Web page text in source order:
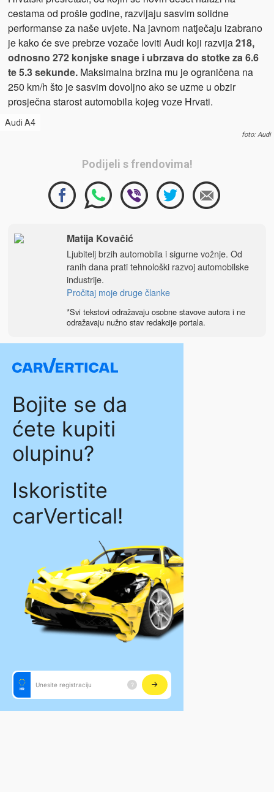
cestama od prošle godine, razvijaju sasvim solidne
performanse za naše uvjete. Na javnom natječaju izabrano
je kako će sve prebrze vozače loviti Audi koji razvija218,
odnosno 272 konjske snage i ubrzava do stotke za 6.6
te 5.3 sekunde.Maksimalna brzina mu je ograničena na
250 km/h što je sasvim dovoljno ako se uzme u obzir
prosječna starost automobila kojeg voze Hrvati.
Audi A4
foto: Audi
Podijeli s frendovima!
Matija Kovačić
Ljubitelj brzih automobila i sigurne vožnje. Od
ranih dana prati tehnološki razvoj automobilske
industrije.
Pročitaj moje druge članke
*Svi tekstovi odražavaju osobne stavove autora i ne
odražavaju nužno stav redakcije portala.